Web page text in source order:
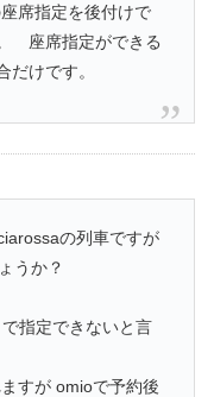
席指定を後付けで
座席指定ができる
けです。
の列車ですが
うか？
指定できないと言
すが omioで予約後